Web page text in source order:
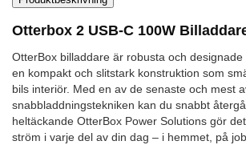
Otterbox 2 USB-C 100W
OtterBox billaddare är robusta och
en kompakt och slitstark konstruktion som
bils interiör. Med en av de senaste och mest
snabbladdningstekniken kan du snabbt
heltäckande OtterBox Power Solutions gör
ström i varje del av din dag – i hemmet, på